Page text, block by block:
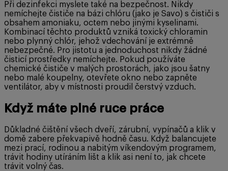
Při dezinfekci myslete také na bezpečnost. Nikdy
nemíchejte čističe na bázi chlóru (jako je Savo) s čističi s
obsahem amoniaku, octem nebo jinými kyselinami.
Kombinací těchto produktů vzniká toxický chloramin
nebo plynný chlór, jehož vdechování je extrémně
nebezpečné. Pro jistotu a jednoduchost nikdy žádné
čisticí prostředky nemíchejte. Pokud používáte
chemické čističe v malých prostorách, jako jsou šatny
nebo malé koupelny, otevřete okno nebo zapněte
ventilátor, aby v místnosti proudil čerstvý vzduch.
Když máte plné ruce práce
Důkladné čištění všech dveří, zárubní, vypínačů a klik v
domě zabere překvapivě hodně času. Když balancujete
mezi prací, rodinou a nabitým víkendovým programem,
trávit hodiny utíráním lišt a klik asi není to, jak chcete
trávit volný čas.